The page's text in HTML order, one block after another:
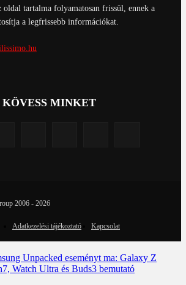
tartalma folyamatosan frissül, ennek a
a legfrissebb információkat.
KÖVESS MINKET
2006 - 2026
Adatkezelési tájékoztató Kapcsolat